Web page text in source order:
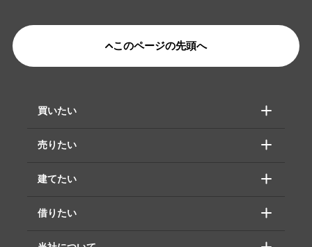
このページの先頭へ
買いたい
売りたい
建てたい
借りたい